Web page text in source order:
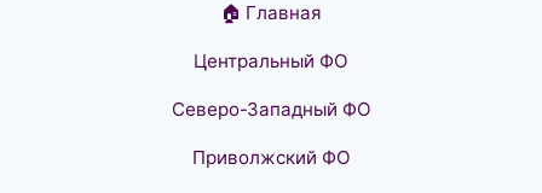
🏠 Главная
Центральный ФО
Северо-Западный ФО
Приволжский ФО